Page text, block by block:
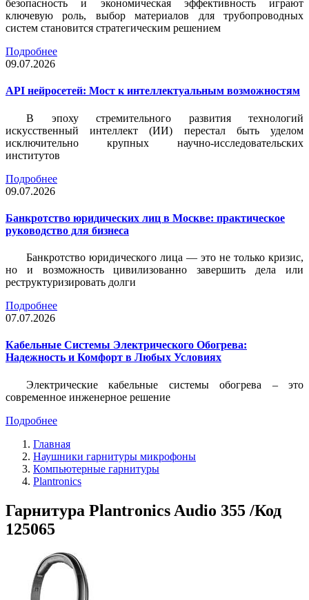
безопасность и экономическая эффективность играют
ключевую роль, выбор материалов для трубопроводных
систем становится стратегическим решением
Подробнее
09.07.2026
API нейросетей: Мост к интеллектуальным возможностям
В эпоху стремительного развития технологий
искусственный интеллект (ИИ) перестал быть уделом
исключительно крупных научно-исследовательских
институтов
Подробнее
09.07.2026
Банкротство юридических лиц в Москве: практическое
руководство для бизнеса
Банкротство юридического лица — это не только кризис,
но и возможность цивилизованно завершить дела или
реструктуризировать долги
Подробнее
07.07.2026
Кабельные Системы Электрического Обогрева:
Надежность и Комфорт в Любых Условиях
Электрические кабельные системы обогрева – это
современное инженерное решение
Подробнее
Главная
Наушники гарнитуры микрофоны
Компьютерные гарнитуры
Plantronics
Гарнитура Plantronics Audio 355 /Код
125065